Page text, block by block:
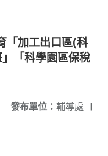
「加工出口區(科
「科學園區保稅
發布單位： 輔導處 |